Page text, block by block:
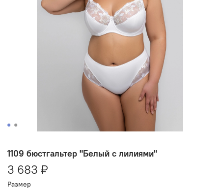
1109 бюстгальтер "Белый с лилиями"
3 683 ₽
Размер